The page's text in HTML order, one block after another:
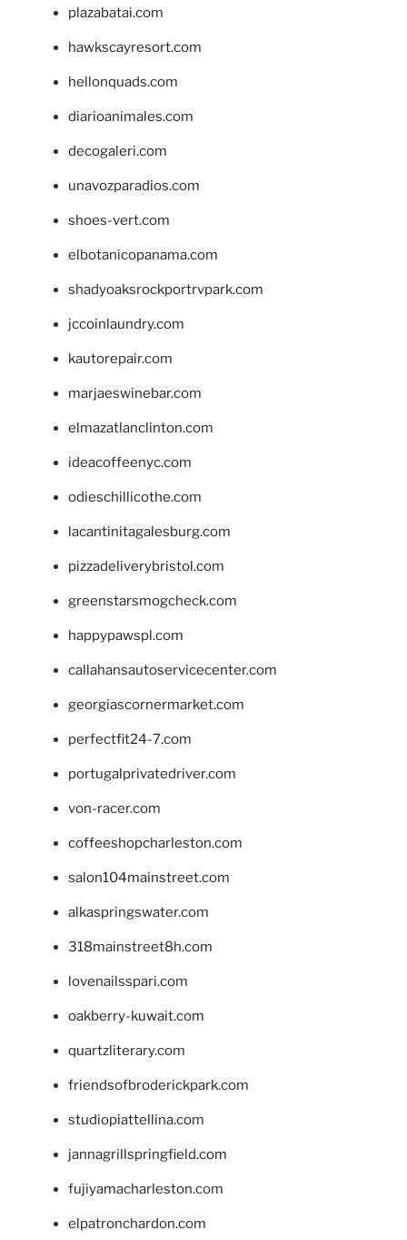
plazabatai.com
hawkscayresort.com
hellonquads.com
diarioanimales.com
decogaleri.com
unavozparadios.com
shoes-vert.com
elbotanicopanama.com
shadyoaksrockportrvpark.com
jccoinlaundry.com
kautorepair.com
marjaeswinebar.com
elmazatlanclinton.com
ideacoffeenyc.com
odieschillicothe.com
lacantinitagalesburg.com
pizzadeliverybristol.com
greenstarsmogcheck.com
happypawspl.com
callahansautoservicecenter.com
georgiascornermarket.com
perfectfit24-7.com
portugalprivatedriver.com
von-racer.com
coffeeshopcharleston.com
salon104mainstreet.com
alkaspringswater.com
318mainstreet8h.com
lovenailsspari.com
oakberry-kuwait.com
quartzliterary.com
friendsofbroderickpark.com
studiopiattellina.com
jannagrillspringfield.com
fujiyamacharleston.com
elpatronchardon.com